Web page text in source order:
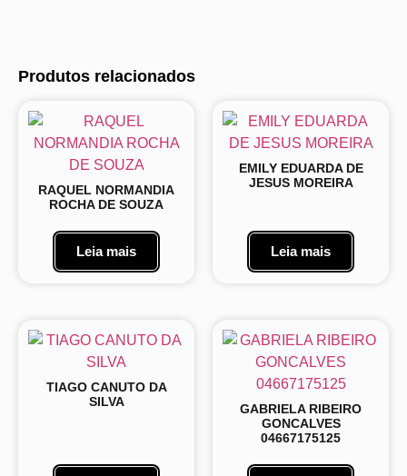
Produtos relacionados
RAQUEL NORMANDIA
ROCHA DE SOUZA
Leia mais
EMILY EDUARDA DE
JESUS MOREIRA
Leia mais
TIAGO CANUTO DA
SILVA
GABRIELA RIBEIRO
GONCALVES
04667175125